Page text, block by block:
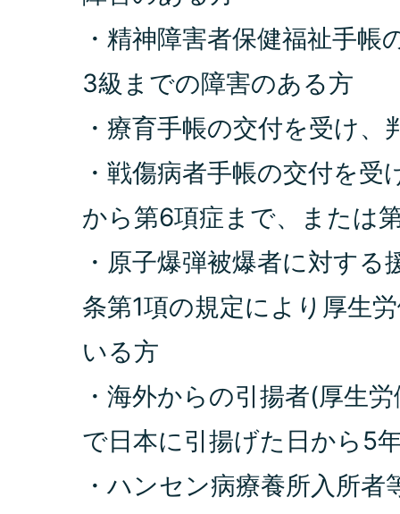
・精神障害者保健福祉手帳
3級までの障害のある方
・療育手帳の交付を受け
・戦傷病者手帳の交付を
から第6項症まで、または
・原子爆弾被爆者に対する
条第1項の規定により厚生
いる方
・海外からの引揚者(厚生
で日本に引揚げた日から5
・ハンセン病療養所入所